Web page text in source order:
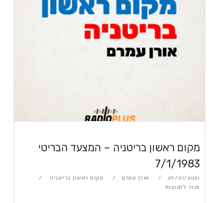
מקום ראשון בריטניה – המצעד הבריטי
7/1/1983
07/01/2021 אורן עמרם
מקום ראשון בריטניה
סגור לתגובות